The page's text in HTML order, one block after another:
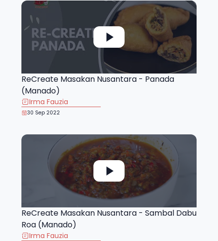
ReCreate Masakan Nusantara - Panada
(Manado)
Irma Fauzia
30 Sep 2022
ReCreate Masakan Nusantara - Sambal Dabu
Roa (Manado)
Irma Fauzia